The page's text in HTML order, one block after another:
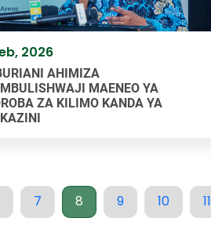
2026
AHIMIZA
MAENEO YA
ZA KILIMO KANDA YA
7 8 9 10 11